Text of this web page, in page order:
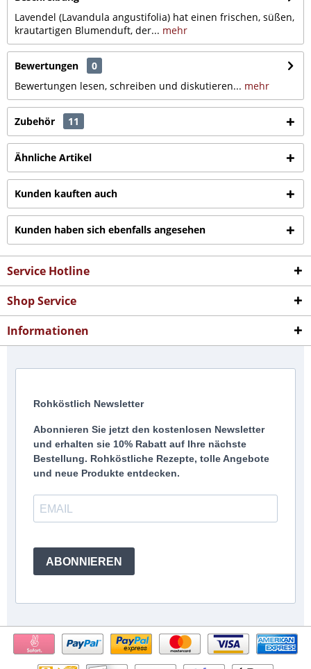
Lavendel (Lavandula angustifolia) hat einen frischen, süßen,
krautartigen Blumenduft, der... mehr
Bewertungen
0
Bewertungen lesen, schreiben und diskutieren... mehr
Zubehör 11
Ähnliche Artikel
Kunden kauften auch
Kunden haben sich ebenfalls angesehen
Service Hotline
Shop Service
Informationen
Rohköstlich Newsletter
Abonnieren Sie jetzt den kostenlosen Newsletter
und erhalten sie 10% Rabatt auf Ihre nächste
Bestellung. Rohköstliche Rezepte, tolle Angebote
und neue Produkte entdecken.
ABONNIEREN